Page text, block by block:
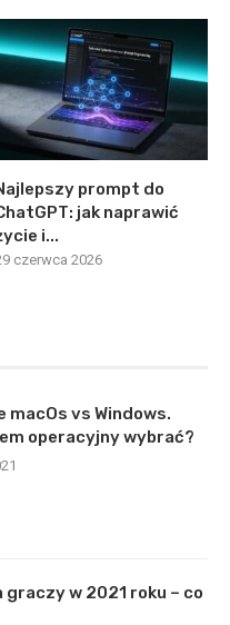
prompt do
jak naprawić
i...
czerwca 2026
macOs vs Windows.
operacyjny wybrać?
graczy w 2021 roku – co